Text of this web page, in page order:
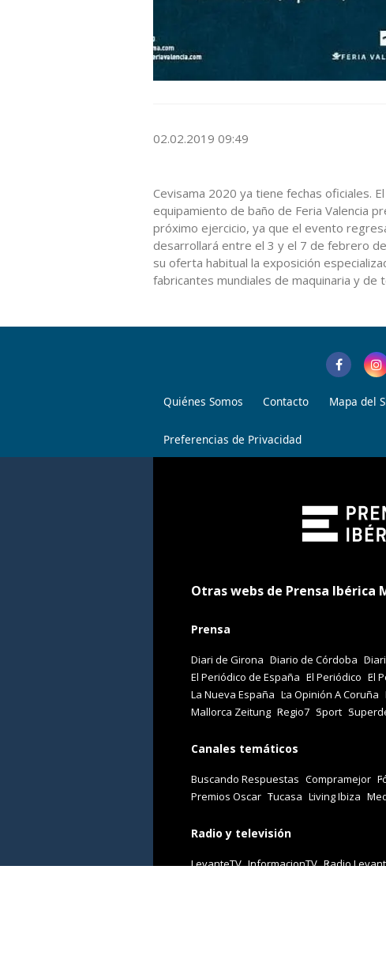
02.02.2019 09:49
Cevisama 2020 ya tiene fechas oficiales.
equipamiento de baño de Feria Valencia
próximo ejercicio, ya que el evento
desarrollará entre el 3 y el 7 de febrero
su oferta habitual la exposición
fabricantes mundiales de maquinaria y de
Quiénes Somos Contacto Mapa del
Preferencias de Privacidad
Otras webs de Prensa Ibérica
Prensa
Diari de Girona Diario de Córdoba
El Periódico de España El Periódico El
La Nueva España La Opinión A Coruña
Mallorca Zeitung Regio7 Sport
Canales temáticos
Buscando Respuestas Compramejor
Premios Oscar Tucasa Living Ibiza
Radio y televisión
LevanteTV InformacionTV Radio